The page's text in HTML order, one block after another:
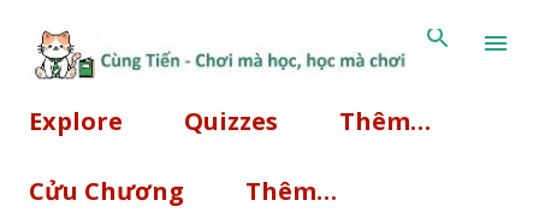
Chuyển đến nội dung
Explore Quizzes Thêm…
Cửu Chương Thêm…